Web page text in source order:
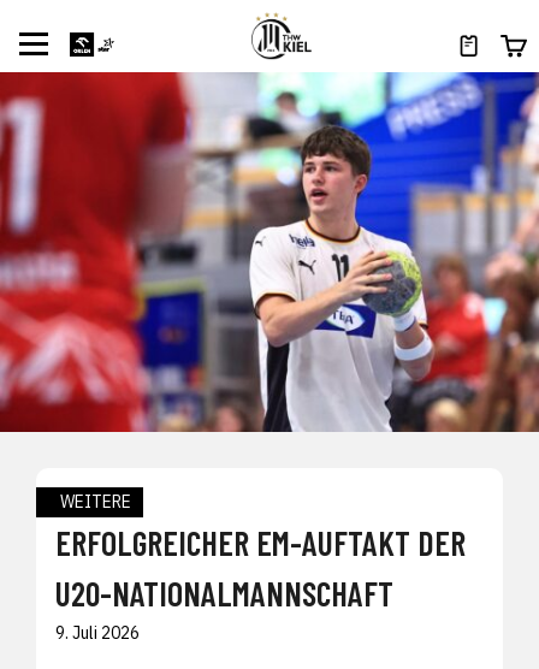
WEITERE
ERFOLGREICHER EM-AUFTAKT DER
U20-NATIONALMANNSCHAFT
9. Juli 2026